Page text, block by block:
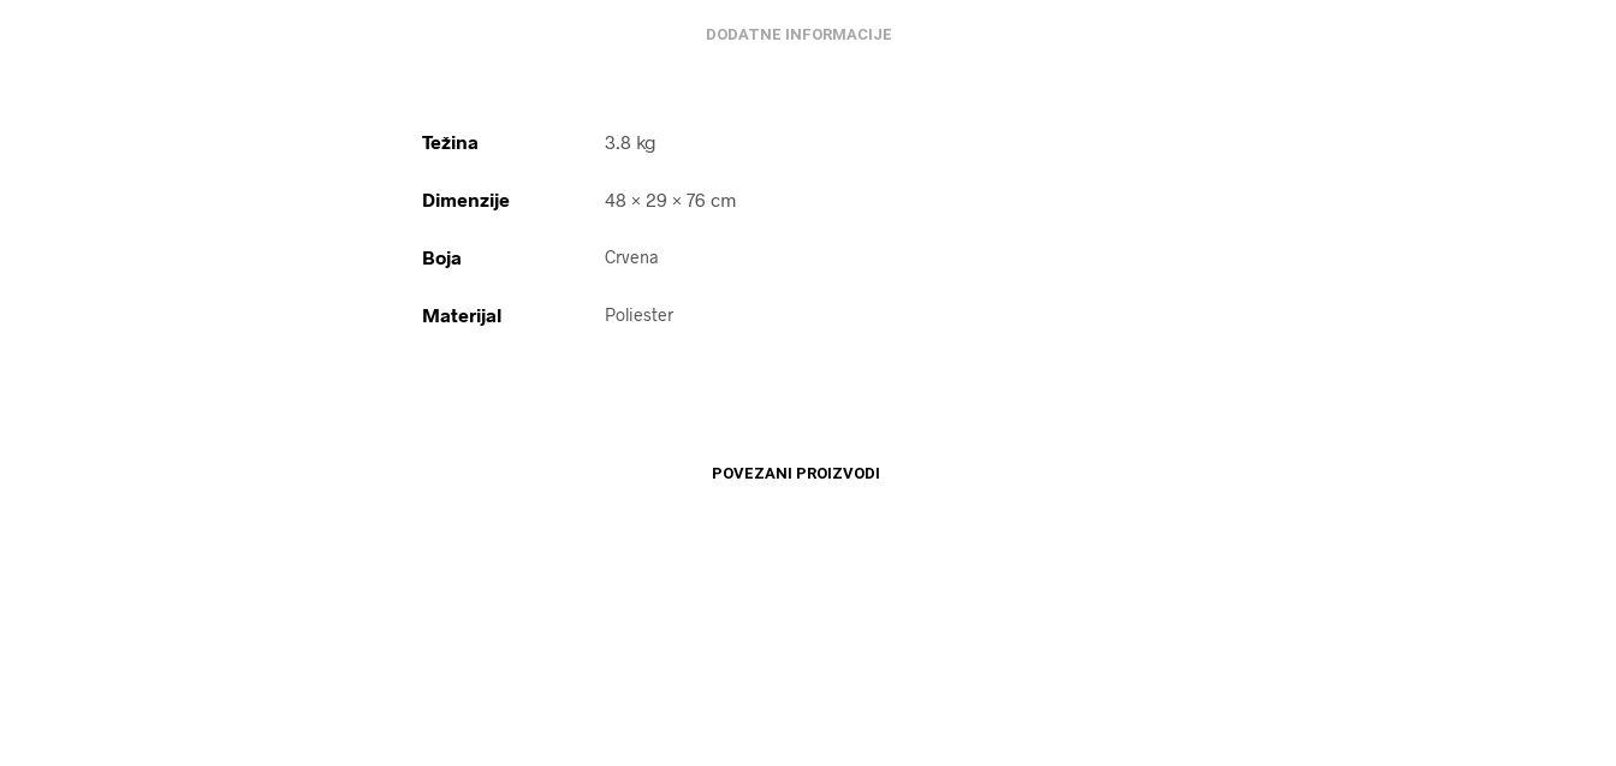
DODATNE INFORMACIJE
Težina 3.8 kg
Dimenzije 48 × 29 × 76 cm
Boja Crvena
Materijal Poliester
POVEZANI PROIZVODI